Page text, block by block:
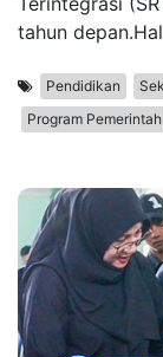
tahun
Pendidikan
Program Pemerintah